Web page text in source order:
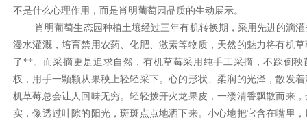
不是什么心理作用，而是肖明葡萄园品质的生动展示。
肖明葡萄生态园种植土壤经过三年有机转换期，采用先进的滴
漫水灌溉，培育禁用农药、化肥、激素等物质，天然的魅力将有机
了**。而采摘更是追求自然，有机草莓采用纯手工采摘，不踩倒秧
杈，用手一颗颗从果秧上轻轻采下。心的形状、柔润的光泽，散发
机草莓总会让人回味无穷。轻轻拨开火龙果皮，一缕清香飘散而来
实，像透过叶隙的阳光，斑斑点点地洒下来。小心地把它含在嘴里